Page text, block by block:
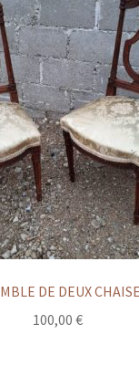
DE DEUX
100,00 €